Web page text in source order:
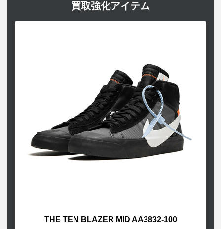
買取強化アイテム
THE TEN BLAZER MID AA3832-100